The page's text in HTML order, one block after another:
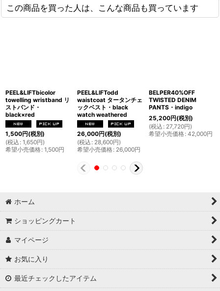
この商品を買った人は、こんな商品も買っています
PEEL&LIFTbicolor
towelling wristband リ
ストバンド・
black×red
1,500円(税別)
(税込 : 1,650円)
希望小売価格: 1,500円
PEEL&LIFTodd
waistcoat タータンチェ
ックベスト・black
watch weathered
26,000円(税別)
(税込 : 28,600円)
希望小売価格: 26,000円
BELPER40%OFF
TWISTED DENIM
PANTS・indigo
25,200円(税別)
(税込 : 27,720円)
希望小売価格: 42,000円
ホーム
ショッピングカート
マイページ
お気に入り
最近チェックしたアイテム